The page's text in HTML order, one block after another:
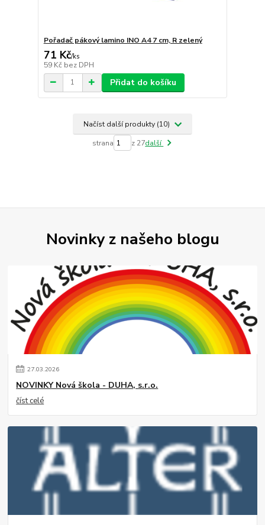
Pořadač pákový lamino INO A4 7 cm, R zelený
71 Kč/ks
59 Kč bez DPH
Přidat do košíku
Načíst další produkty (10)
strana z 27další
Novinky z našeho blogu
27.03.2026
NOVINKY Nová škola - DUHA, s.r.o.
číst celé